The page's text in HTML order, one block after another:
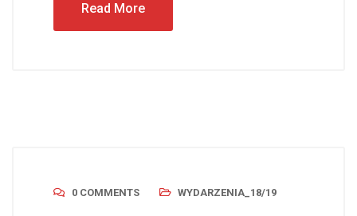
Read More
0 COMMENTS WYDARZENIA_18/19